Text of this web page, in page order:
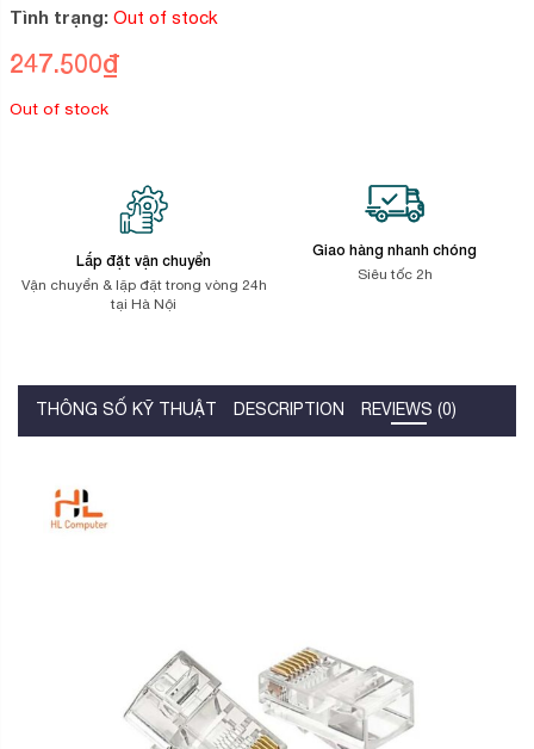
5
đánh
Tình trạng: Out of stock
247.500₫
Out of stock
Lắp đặt vận chuyển
Vận chuyển & lặp đặt trong vòng 24h
tại Hà Nội
Giao hàng nhanh chóng
Siêu tốc 2h
THÔNG SỐ KỸ THUẬT DESCRIPTION REVIEWS (0)